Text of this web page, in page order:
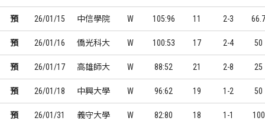
預 26/01/15 中信學院 W 105:96 11 2-3 66.7
預 26/01/16 僑光科大 W 100:53 17 2-4 50
預 26/01/17 高雄師大 W 88:52 21 2-8 25
預 26/01/18 中興大學 W 96:62 19 1-2 50
預 26/01/31 義守大學 W 82:80 18 1-1 100